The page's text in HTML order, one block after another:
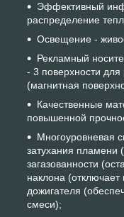
Эффективный
распределение
Освещение -
Рекламный
- 3 поверхности
(магнитная
Качественные
повышенной
Многоуровневая
затухания пламени
загазованности
наклона (отключает
дожигателя
смеси);